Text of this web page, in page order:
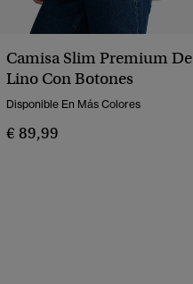
Camisa Slim Premium De
Lino Con Botones
Disponible En Más Colores
€ 89,99